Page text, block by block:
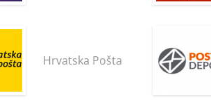
Hrvatska Pošta